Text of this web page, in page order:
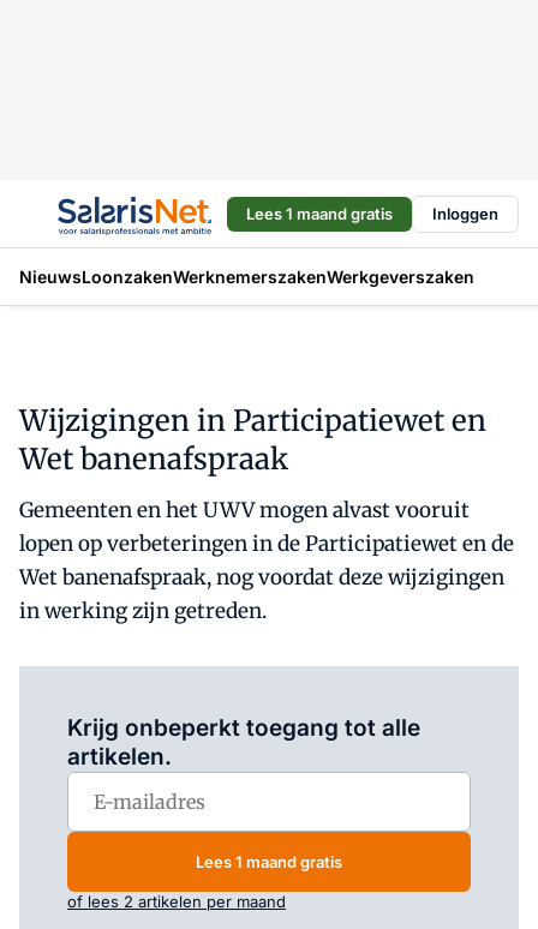
Lees 1 maand gratis Inloggen
NieuwsLoonzakenWerknemerszakenWerkgeverszaken
Wijzigingen in Participatiewet en
Wet banenafspraak
Gemeenten en het UWV mogen alvast vooruit
lopen op verbeteringen in de Participatiewet en de
Wet banenafspraak, nog voordat deze wijzigingen
in werking zijn getreden.
Krijg onbeperkt toegang tot alle
artikelen.
Lees 1 maand gratis
of lees 2 artikelen per maand